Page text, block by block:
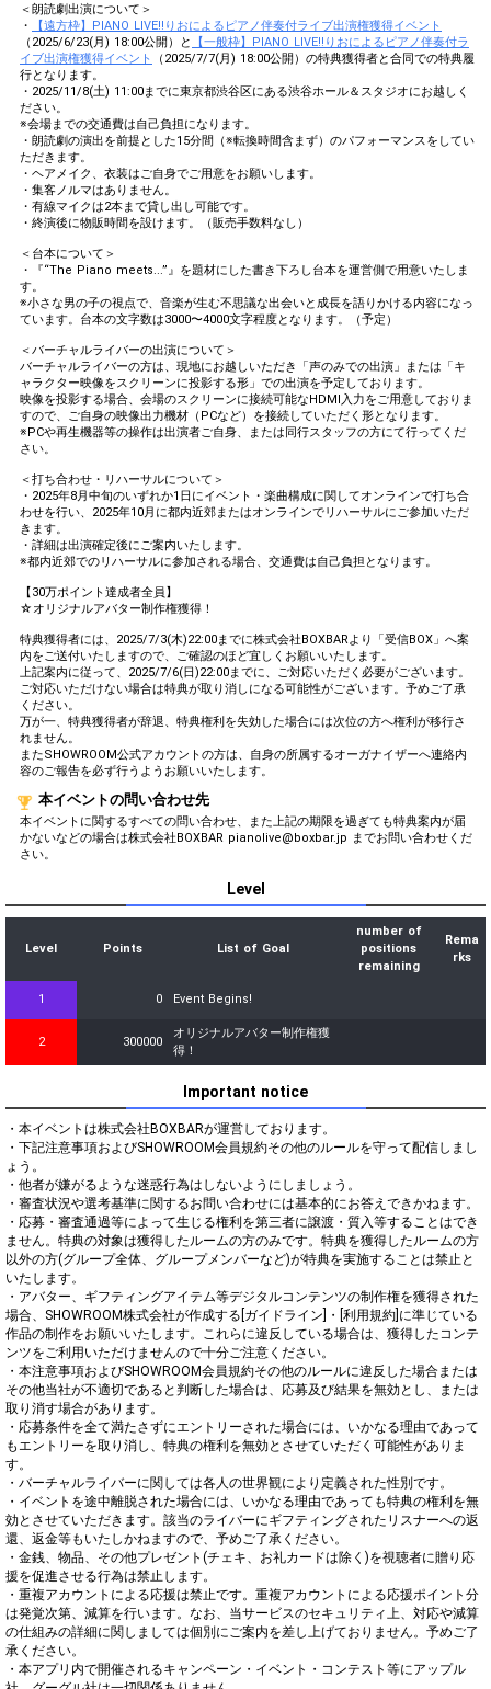
＜朗読劇出演について＞
・
【遠方枠】PIANO LIVE!!りおによるピアノ伴奏付ライブ出演権獲得イベント
（2025/6/23(月) 18:00公開）と
【一般枠】PIANO LIVE!!りおによるピアノ伴奏付ラ
イブ出演権獲得イベント
（2025/7/7(月) 18:00公開）の特典獲得者と合同での特典履
行となります。
・2025/11/8(土) 11:00までに東京都渋谷区にある渋谷ホール＆スタジオにお越しく
ださい。
※会場までの交通費は自己負担になります。
・朗読劇の演出を前提とした15分間（※転換時間含まず）のパフォーマンスをしてい
ただきます。
・ヘアメイク、衣装はご自身でご用意をお願いします。
・集客ノルマはありません。
・有線マイクは2本まで貸し出し可能です。
・終演後に物販時間を設けます。（販売手数料なし）
＜台本について＞
・『“The Piano meets...”』を題材にした書き下ろし台本を運営側で用意いたしま
す。
※小さな男の子の視点で、音楽が生む不思議な出会いと成長を語りかける内容になっ
ています。台本の文字数は3000〜4000文字程度となります。（予定）
＜バーチャルライバーの出演について＞
バーチャルライバーの方は、現地にお越しいただき「声のみでの出演」または「キ
ャラクター映像をスクリーンに投影する形」での出演を予定しております。
映像を投影する場合、会場のスクリーンに接続可能なHDMI入力をご用意しておりま
すので、ご自身の映像出力機材（PCなど）を接続していただく形となります。
※PCや再生機器等の操作は出演者ご自身、または同行スタッフの方にて行ってくだ
さい。
＜打ち合わせ・リハーサルについて＞
・2025年8月中旬のいずれか1日にイベント・楽曲構成に関してオンラインで打ち合
わせを行い、2025年10月に都内近郊またはオンラインでリハーサルにご参加いただ
きます。
・詳細は出演確定後にご案内いたします。
※都内近郊でのリハーサルに参加される場合、交通費は自己負担となります。
【30万ポイント達成者全員】
☆オリジナルアバター制作権獲得！
特典獲得者には、2025/7/3(木)22:00までに株式会社BOXBARより「受信BOX」へ案
内をご送付いたしますので、ご確認のほど宜しくお願いいたします。
上記案内に従って、2025/7/6(日)22:00までに、ご対応いただく必要がございます。
ご対応いただけない場合は特典が取り消しになる可能性がございます。予めご了承
ください。
万が一、特典獲得者が辞退、特典権利を失効した場合には次位の方へ権利が移行さ
れません。
またSHOWROOM公式アカウントの方は、自身の所属するオーガナイザーへ連絡内
容のご報告を必ず行うようお願いいたします。
本イベントの問い合わせ先
本イベントに関するすべての問い合わせ、また上記の期限を過ぎても特典案内が届
かないなどの場合は株式会社BOXBAR pianolive@boxbar.jp までお問い合わせくだ
さい。
Level
Level Points List of Goal
number of
positions
remaining
Rema
rks
1 0 Event Begins!
2 300000
オリジナルアバター制作権獲
得！
Important notice
・本イベントは株式会社BOXBARが運営しております。
・下記注意事項およびSHOWROOM会員規約その他のルールを守って配信しまし
ょう。
・他者が嫌がるような迷惑行為はしないようにしましょう。
・審査状況や選考基準に関するお問い合わせには基本的にお答えできかねます。
・応募・審査通過等によって生じる権利を第三者に譲渡・質入等することはでき
ません。特典の対象は獲得したルームの方のみです。特典を獲得したルームの方
以外の方(グループ全体、グループメンバーなど)が特典を実施することは禁止と
いたします。
・アバター、ギフティングアイテム等デジタルコンテンツの制作権を獲得された
場合、SHOWROOM株式会社が作成する[ガイドライン]・[利用規約]に準じている
作品の制作をお願いいたします。これらに違反している場合は、獲得したコンテ
ンツをご利用いただけませんので十分ご注意ください。
・本注意事項およびSHOWROOM会員規約その他のルールに違反した場合または
その他当社が不適切であると判断した場合は、応募及び結果を無効とし、または
取り消す場合があります。
・応募条件を全て満たさずにエントリーされた場合には、いかなる理由であって
もエントリーを取り消し、特典の権利を無効とさせていただく可能性がありま
す。
・バーチャルライバーに関しては各人の世界観により定義された性別です。
・イベントを途中離脱された場合には、いかなる理由であっても特典の権利を無
効とさせていただきます。該当のライバーにギフティングされたリスナーへの返
還、返金等もいたしかねますので、予めご了承ください。
・金銭、物品、その他プレゼント(チェキ、お礼カードは除く)を視聴者に贈り応
援を促進させる行為は禁止します。
・重複アカウントによる応援は禁止です。重複アカウントによる応援ポイント分
は発覚次第、減算を行います。なお、当サービスのセキュリティ上、対応や減算
の仕組みの詳細に関しましては個別にご案内を差し上げておりません。予めご了
承ください。
・本アプリ内で開催されるキャンペーン・イベント・コンテスト等にアップル